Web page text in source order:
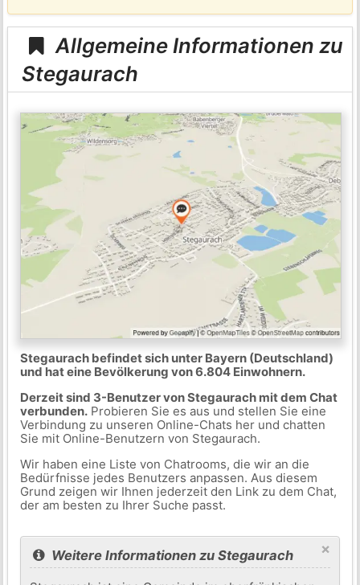
Allgemeine Informationen zu
Stegaurach
Stegaurach befindet sich unter Bayern (Deutschland)
und hat eine Bevölkerung von 6.804 Einwohnern.
Derzeit sind 3-Benutzer von Stegaurach mit dem Chat
verbunden.Probieren Sie es aus und stellen Sie eine
Verbindung zu unseren Online-Chats her und chatten
Sie mit Online-Benutzern von Stegaurach.
Wir haben eine Liste von Chatrooms, die wir an die
Bedürfnisse jedes Benutzers anpassen. Aus diesem
Grund zeigen wir Ihnen jederzeit den Link zu dem Chat,
der am besten zu Ihrer Suche passt.
×
Weitere Informationen zu Stegaurach